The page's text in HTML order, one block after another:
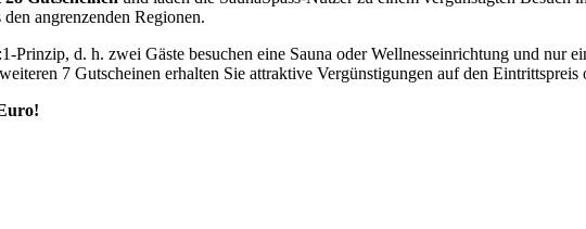
angrenzenden Regionen.
Prinzip, d. h. zwei Gäste besuchen eine Sauna oder Wellnesseinrichtung und nur
7 Gutscheinen erhalten Sie attraktive Vergünstigungen auf den